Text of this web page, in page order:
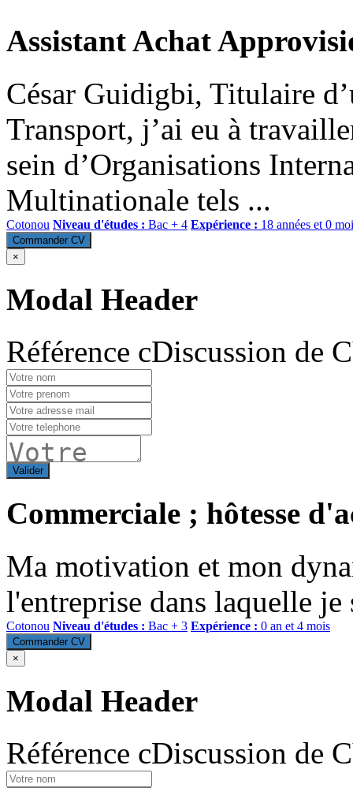
Assistant Achat
César Guidigbi, Titulaire
Transport, j’ai eu à
sein d’Organisations
Multinationale tels ...
Cotonou Niveau d'études : Bac + 4 Expérience : 18 années et 0
Commander CV
×
Modal Header
Référence cDiscussion de
Valider
Commerciale ; hôtesse
Ma motivation et mon
l'entreprise dans laquelle je
Cotonou Niveau d'études : Bac + 3 Expérience : 0 an et 4 mois
Commander CV
×
Modal Header
Référence cDiscussion de